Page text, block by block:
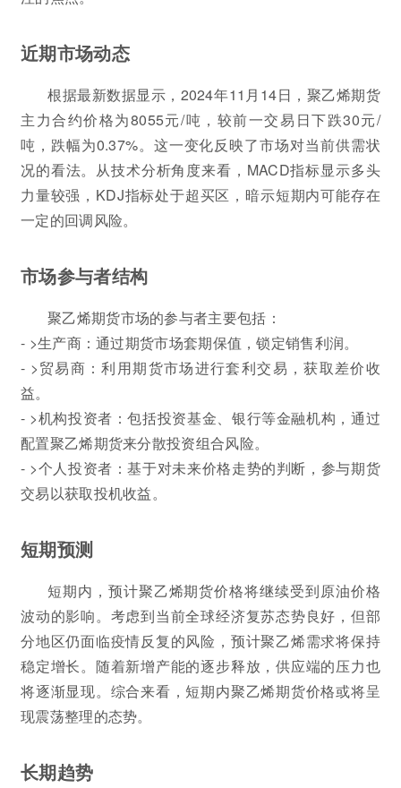
近期市场动态
根据最新数据显示，2024年11月14日，聚乙烯期货
主力合约价格为8055元/吨，较前一交易日下跌30元/
吨，跌幅为0.37%。这一变化反映了市场对当前供需状
况的看法。从技术分析角度来看，MACD指标显示多头
力量较强，KDJ指标处于超买区，暗示短期内可能存在
一定的回调风险。
市场参与者结构
聚乙烯期货市场的参与者主要包括：
- >生产商：通过期货市场套期保值，锁定销售利润。
- >贸易商：利用期货市场进行套利交易，获取差价收
益。
- >机构投资者：包括投资基金、银行等金融机构，通过
配置聚乙烯期货来分散投资组合风险。
- >个人投资者：基于对未来价格走势的判断，参与期货
交易以获取投机收益。
短期预测
短期内，预计聚乙烯期货价格将继续受到原油价格
波动的影响。考虑到当前全球经济复苏态势良好，但部
分地区仍面临疫情反复的风险，预计聚乙烯需求将保持
稳定增长。随着新增产能的逐步释放，供应端的压力也
将逐渐显现。综合来看，短期内聚乙烯期货价格或将呈
现震荡整理的态势。
长期趋势